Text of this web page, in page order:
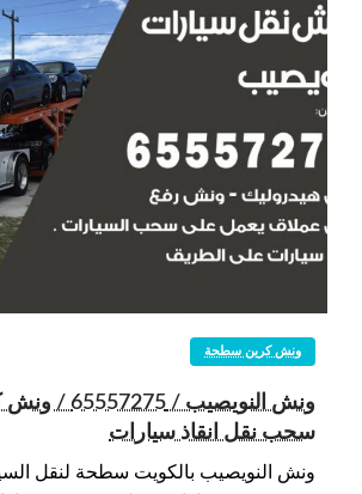
ونش كرين سطحة
ونش النويصيب /
سحب نقل انقاذ سيارات
ونش النويصيب بالكويت سطحة لنقل